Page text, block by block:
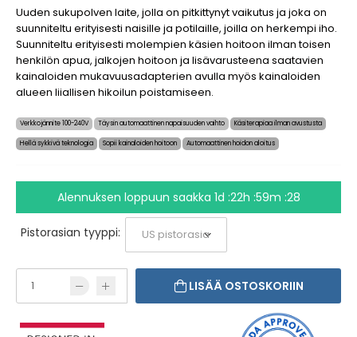
Uuden sukupolven laite, jolla on pitkittynyt vaikutus ja joka on
suunniteltu erityisesti naisille ja potilaille, joilla on herkempi iho.
Suunniteltu erityisesti molempien käsien hoitoon ilman toisen
henkilön apua, jalkojen hoitoon ja lisävarusteena saatavien
kainaloiden mukavuusadapterien avulla myös kainaloiden
alueen liiallisen hikoilun poistamiseen.
Verkkojännite 100-240V Täysin automaattinen napaisuuden vaihto Käsiterapiaa ilman avustusta
Hellä sykkivä teknologia Sopii kainaloiden hoitoon Automaattinen hoidon aloitus
Alennuksen loppuun saakka 1d :22h :59m :28
Pistorasian tyyppi:
LISÄÄ OSTOSKORIIN